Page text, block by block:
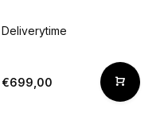
Deliverytime
€699,00